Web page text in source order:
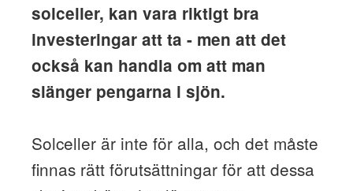
solceller, kan vara riktigt bra
investeringar att ta - men att det
också kan handla om att man
slänger pengarna i sjön.
Solceller är inte för alla, och det måste
finnas rätt förutsättningar för att dessa